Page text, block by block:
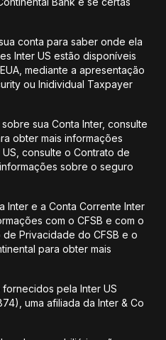
conta para saber onde ela
Inter US estão disponíveis
mediante a apresentação
ou Inidividual Taxpayer
sua Conta Inter, consulte
obter mais informações
consulte o Contrato de
sobre o seguro
Inter e a Conta Corrente Inter
com o CFSB e com o
de Privacidade do CFSB e o
para obter mais
pela Inter US
uma afiliada da Inter & Co